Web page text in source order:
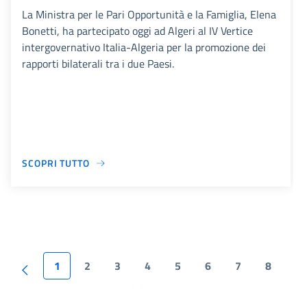
La Ministra per le Pari Opportunità e la Famiglia, Elena
Bonetti, ha partecipato oggi ad Algeri al IV Vertice
intergovernativo Italia-Algeria per la promozione dei
rapporti bilaterali tra i due Paesi.
SCOPRI TUTTO
1 2 3 4 5 6 7 8